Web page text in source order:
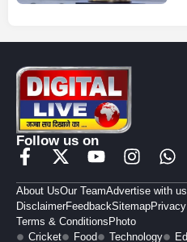
Follow us on
About UsOur TeamAdvertise with us
DisclaimerFeedbackSitemap
Terms & Conditions Photo
Cricket
Food Technology